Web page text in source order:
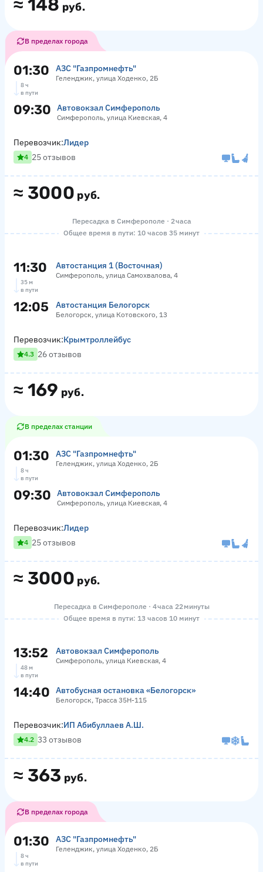
≈ 148 руб.
В пределах города
01:30 АЗС "Газпромнефть"
Геленджик, улица Ходенко, 2Б
8 ч
в пути
09:30 Автовокзал Симферополь
Симферополь, улица Киевская, 4
≈ 3000 руб.
Перевозчик:Лидер
4 25 отзывов
Пересадка в Симферополе · 2 часа
Общее время в пути: 10 часов 35 минут
11:30 Автостанция 1 (Восточная)
Симферополь, улица Самохвалова, 4
35 м
в пути
12:05 Автостанция Белогорск
Белогорск, улица Котовского, 13
≈ 169 руб.
Перевозчик:Крымтроллейбус
4.3 26 отзывов
В пределах станции
01:30 АЗС "Газпромнефть"
Геленджик, улица Ходенко, 2Б
8 ч
в пути
09:30 Автовокзал Симферополь
Симферополь, улица Киевская, 4
≈ 3000 руб.
Перевозчик:Лидер
4 25 отзывов
Пересадка в Симферополе · 4 часа 22 минуты
Общее время в пути: 13 часов 10 минут
13:52 Автовокзал Симферополь
Симферополь, улица Киевская, 4
48 м
в пути
14:40 Автобусная остановка «Белогорск»
Белогорск, Трасса 35Н-115
≈ 363 руб.
Перевозчик:ИП Абибуллаев А.Ш.
4.2 33 отзывов
В пределах города
01:30 АЗС "Газпромнефть"
Геленджик, улица Ходенко, 2Б
8 ч
в пути